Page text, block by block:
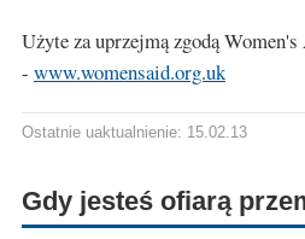
Użyte za uprzejmą zgodą
- www.womensaid.org.uk
Ostatnie uaktualnienie: 15.02.13
Gdy jesteś ofiarą